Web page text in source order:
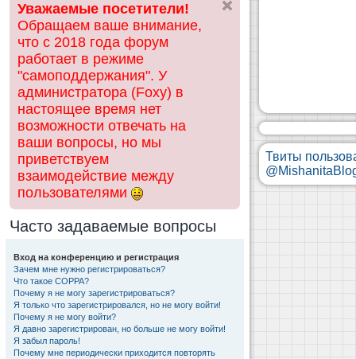
ск
Уважаемые посетители!
Обращаем ваше внимание,
что с 2018 года форум
работает в режиме
"самоподдержания". У
администратора (Foxy) в
настоящее время нет
возможности отвечать на
ваши вопросы, но мы
приветствуем
взаимодействие между
пользователями
Часто задаваемые вопросы
Вход на конференцию и регистрация
Зачем мне нужно регистрироваться?
Что такое COPPA?
Почему я не могу зарегистрироваться?
Я только что зарегистрировался, но не могу войти!
Почему я не могу войти?
Я давно зарегистрирован, но больше не могу войти!
Я забыл пароль!
Почему мне периодически приходится повторять
Твиты